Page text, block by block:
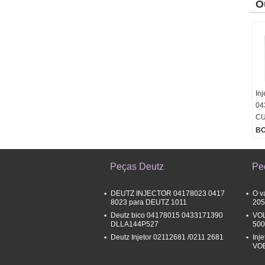
Peças Deutz
DEUTZ INJECTOR 04178023 0417
8023 para DEUTZ 1011
Deutz bico 04178015 0433171390
DLLA144P527
Deutz Injetor 02112681 /0211 2681
O